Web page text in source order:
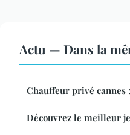
Actu — Dans la
Chauffeur privé cannes
Découvrez le meilleur